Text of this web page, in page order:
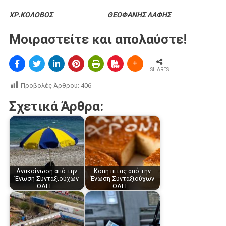
ΧΡ.ΚΟΛΟΒΟΣ ΘΕΟΦΑΝΗΣ ΛΑΦΗΣ
Μοιραστείτε και απολαύστε!
SHARES
Προβολές Άρθρου: 406
Σχετικά Άρθρα:
Ανακοίνωση από την
Ένωση Συνταξιούχων
ΟΑΕΕ…
Κοπή πίτας από την
Ένωση Συνταξιούχων
ΟΑΕΕ…